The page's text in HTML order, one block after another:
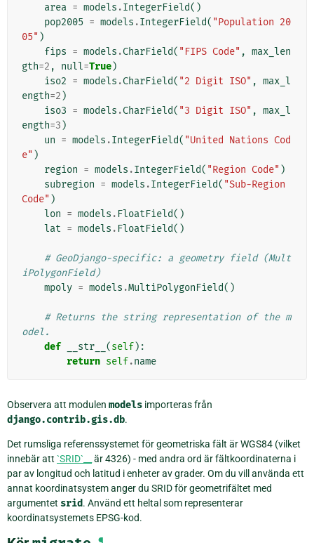
area = models .IntegerField()
pop2005 = models .IntegerField( "Population 20
05" )
fips = models .CharField( "FIPS Code" , max_len
gth=2 , null=True)
iso2 = models .CharField( "2 Digit ISO" , max_l
ength=2 )
iso3 = models .CharField( "3 Digit ISO" , max_l
ength=3 )
un = models .IntegerField( "United Nations Cod
e" )
region = models .IntegerField( "Region Code" )
subregion = models .IntegerField( "Sub-Region
Code" )
lon = models . FloatField()
lat = models . FloatField()
# GeoDjango-specific: a geometry field (Mult
iPolygonField)
mpoly = models .MultiPolygonField()
# Returns the string representation of the m
odel.
def
__str__ (self):
return self.name
Observera att modulen models importeras från
django.contrib.gis.db.
Det rumsliga referenssystemet för geometriska fält är WGS84 (vilket
innebär att `SRID`__
är 4326) - med andra ord är fältkoordinaterna i
par av longitud och latitud i enheter av grader. Om du vill använda ett
annat koordinatsystem anger du SRID för geometrifältet med
argumentet srid. Använd ett heltal som representerar
koordinatsystemets EPSG-kod.